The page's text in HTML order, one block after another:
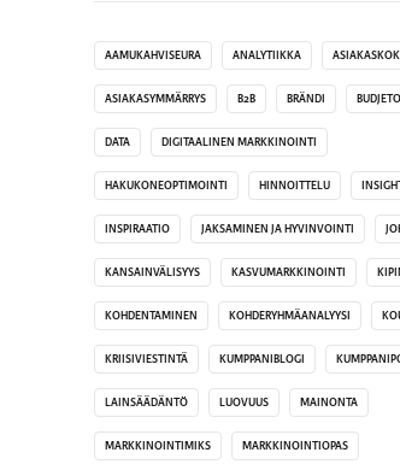
AAMUKAHVISEURA ANALYTIIKKA
ASIAKASYMMÄRRYS B2B BRÄNDI
DATA DIGITAALINEN MARKKINOINTI
HAKUKONEOPTIMOINTI HINNOITTELU
INSPIRAATIO JAKSAMINEN JA HYVINVOINTI
KANSAINVÄLISYYS KASVUMARKKINOINTI
KOHDENTAMINEN KOHDERYHMÄANALYYSI
KRIISIVIESTINTÄ KUMPPANIBLOGI
LAINSÄÄDÄNTÖ LUOVUUS MAINONTA
MARKKINOINTIMIKS MARKKINOINTIOPAS